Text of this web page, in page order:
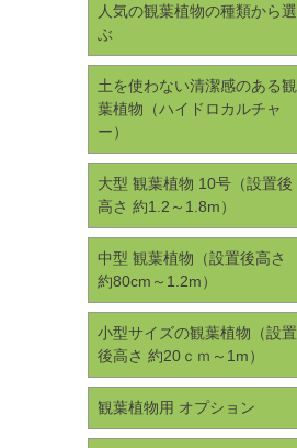
人気の観葉植物の種類から選
ぶ
土を使わない清潔感のある観
葉植物（ハイドロカルチャ
ー）
大型 観葉植物 10号（設置後
高さ 約1.2～1.8m）
中型 観葉植物（設置後高さ
約80cm～1.2m）
小型サイズの観葉植物（設置
後高さ 約20ｃｍ～1m）
観葉植物用 オプション